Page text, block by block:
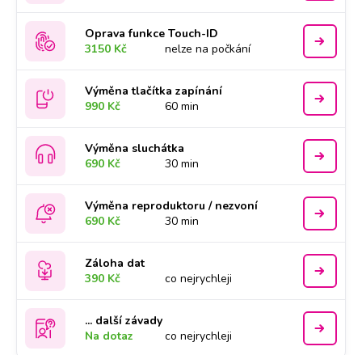
Oprava funkce Touch-ID
3150 Kč
nelze na počkání
Výměna tlačítka zapínání
990 Kč
60 min
Výměna sluchátka
690 Kč
30 min
Výměna reproduktoru / nezvoní
690 Kč
30 min
Záloha dat
390 Kč
co nejrychleji
... další závady
Na dotaz
co nejrychleji